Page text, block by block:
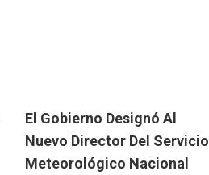
El Gobierno Designó Al
Nuevo Director Del Servicio
Meteorológico Nacional